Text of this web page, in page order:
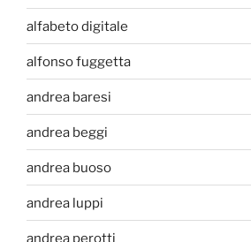
alfabeto digitale
alfonso fuggetta
andrea baresi
andrea beggi
andrea buoso
andrea luppi
andrea perotti